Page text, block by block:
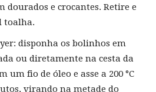
dourados e crocantes. Retire e
toalha.
disponha os bolinhos em
ou diretamente na cesta da
um fio de óleo e asse a 200 °C
virando na metade do